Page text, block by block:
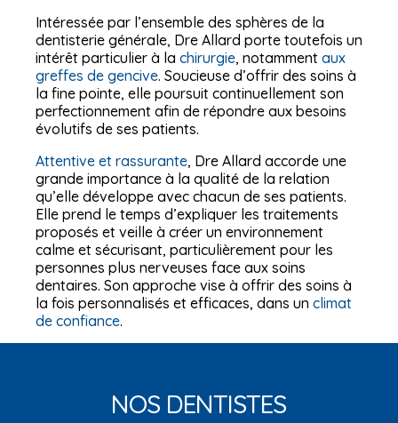
Intéressée par l’ensemble des sphères de la
dentisterie générale, Dre Allard porte toutefois un
intérêt particulier à la chirurgie, notamment aux
greffes de gencive. Soucieuse d’offrir des soins à
la fine pointe, elle poursuit continuellement son
perfectionnement afin de répondre aux besoins
évolutifs de ses patients.
Attentive et rassurante, Dre Allard accorde une
grande importance à la qualité de la relation
qu’elle développe avec chacun de ses patients.
Elle prend le temps d’expliquer les traitements
proposés et veille à créer un environnement
calme et sécurisant, particulièrement pour les
personnes plus nerveuses face aux soins
dentaires. Son approche vise à offrir des soins à
la fois personnalisés et efficaces, dans un climat
de confiance.
NOS DENTISTES